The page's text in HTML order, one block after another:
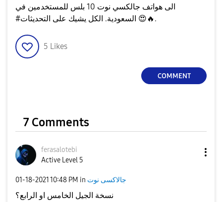
الى هواتف جالكسي نوت 10 بلس للمستخدمين في
😍 🔥 .
5 Likes
COMMENT
7 Comments
ferasalotebi
Active Level 5
‎01-18-2021 10:48 PM in جالاكسى نوت
نسخة الجيل الخامس او الرابع؟